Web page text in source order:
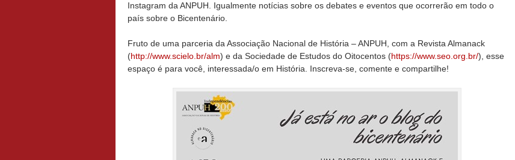
Instagram da ANPUH. Igualmente notícias sobre os debates e eventos que ocorrerão em todo o
país sobre o Bicentenário.
Fruto de uma parceria da Associação Nacional de História – ANPUH, com a Revista Almanack
(http://www.scielo.br/alm) e da Sociedade de Estudos do Oitocentos (https://www.seo.org.br/), esse
espaço é para você, interessada/o em História. Inscreva-se, comente e compartilhe!